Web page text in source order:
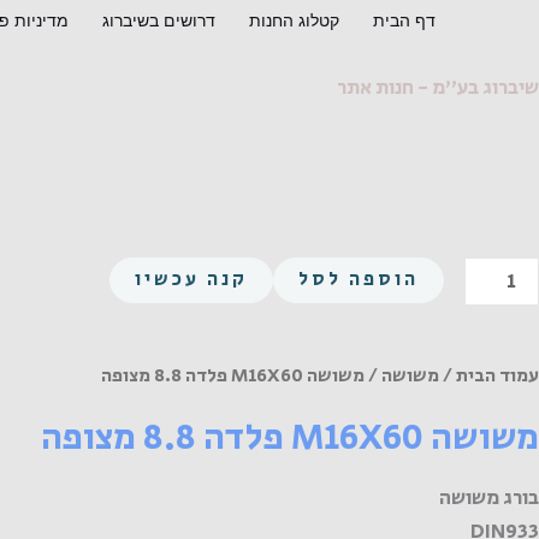
דף הבית קטלוג החנות דרושים בשיברוג מדיניות
שיברוג בע"מ - חנות אתר
כמות
של
M16X60
8.8
הוספה לסל קנה עכשיו
עמוד הבית/משושה/ משושה M16X60 פלדה 8.8 מצופה
משושה M16X60 פלדה 8.8 מצופה
בורג משושה
DIN933